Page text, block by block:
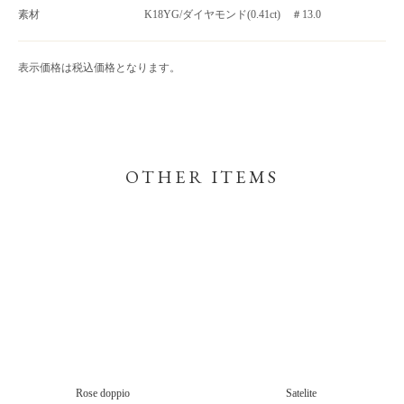
素材 K18YG/ダイヤモンド(0.41ct) ＃13.0
表示価格は税込価格となります。
OTHER ITEMS
Rose doppio Satelite